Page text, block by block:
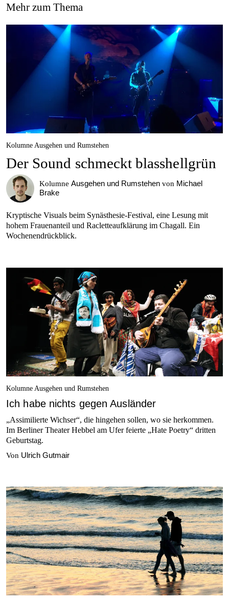
Mehr zum Thema
Kolumne Ausgehen und Rumstehen
Der Sound schmeckt blasshellgrün
Kolumne Ausgehen und Rumstehen von Michael
Brake
Kryptische Visuals beim Synästhesie-Festival, eine Lesung mit
hohem Frauenanteil und Racletteaufklärung im Chagall. Ein
Wochenendrückblick.
Kolumne Ausgehen und Rumstehen
Ich habe nichts gegen Ausländer
„Assimilierte Wichser“, die hingehen sollen, wo sie herkommen.
Im Berliner Theater Hebbel am Ufer feierte „Hate Poetry“ dritten
Geburtstag.
Von Ulrich Gutmair